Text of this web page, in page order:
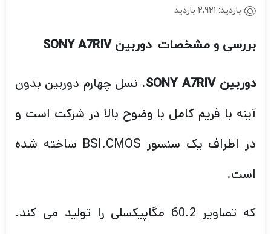
بازدید: 2,921 بازدید
بررسی و مشخصات دوربینSONY A7RIV
دوربین SONY A7RIV
. نسل چهارم دوربین بدون
آینه با فریم کامل با وضوح بالا در شرکت است و
در اطراف یک سنسور BSI.CMOS ساخته شده
است.
که تصاویر 60.2 مگاپیکسلی را تولید می کند.